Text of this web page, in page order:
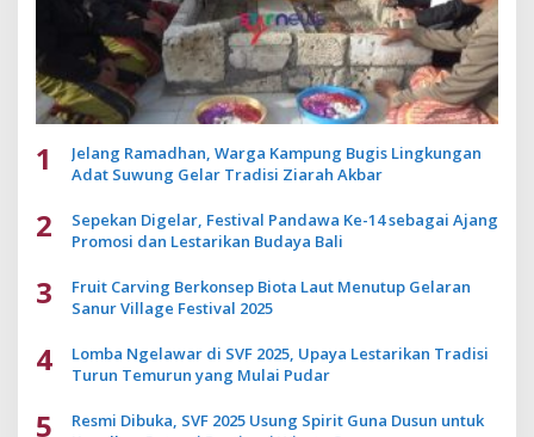
1
Jelang Ramadhan, Warga Kampung Bugis Lingkungan
Adat Suwung Gelar Tradisi Ziarah Akbar
2
Sepekan Digelar, Festival Pandawa Ke-14 sebagai Ajang
Promosi dan Lestarikan Budaya Bali
3
Fruit Carving Berkonsep Biota Laut Menutup Gelaran
Sanur Village Festival 2025
4
Lomba Ngelawar di SVF 2025, Upaya Lestarikan Tradisi
Turun Temurun yang Mulai Pudar
5
Resmi Dibuka, SVF 2025 Usung Spirit Guna Dusun untuk